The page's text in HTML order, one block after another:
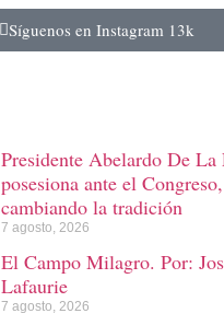
Síguenos en Instagram 13k
Presidente Abelardo De La
posesiona ante el
cambiando la tradición
7 agosto, 2026
El Campo Milagro. Por:
Lafaurie
7 agosto, 2026